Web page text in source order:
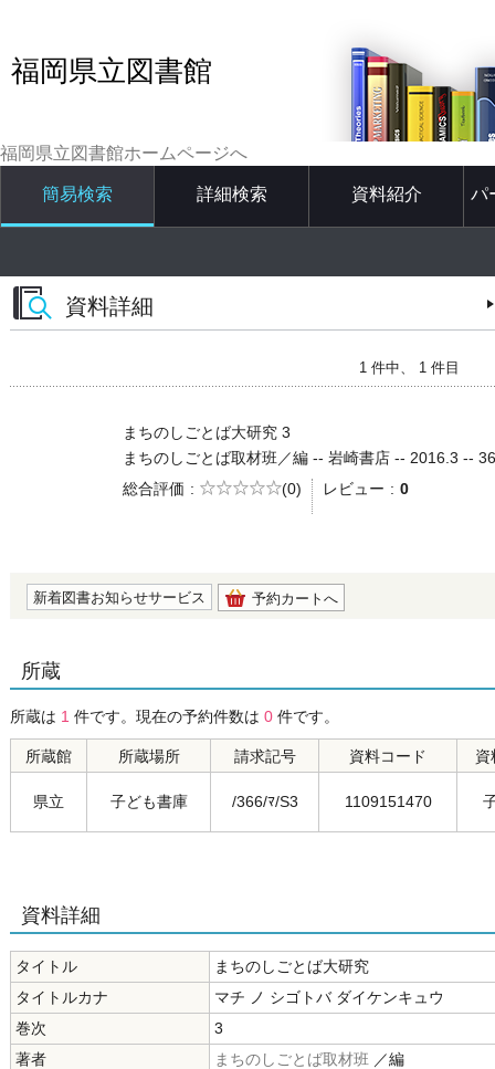
福岡県立図書館
福岡県立図書館ホームページへ
簡易検索 詳細検索 資料紹介 パ
資料詳細
1 件中、 1 件目
まちのしごとば大研究 3
まちのしごとば取材班／編 -- 岩崎書店 -- 2016.3 --
総合評価
5段階評価
(0) レビュー 0
新着図書お知らせサービス 予約カートへ
所蔵
所蔵は 1 件です。現在の予約件数は 0 件です。
所蔵館 所蔵場所 請求記号 資料コード 資
県立 子ども書庫 /366/ﾏ/S3 1109151470
資料詳細
タイトル
まちのしごとば大研究
タイトルカナ
マチ ノ シゴトバ ダイケンキュウ
巻次
3
著者
まちのしごとば取材班 ／編